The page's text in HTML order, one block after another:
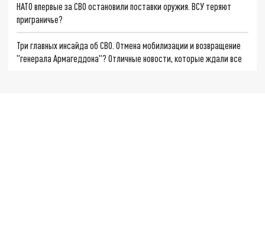
НАТО впервые за СВО остановили поставки оружия. ВСУ теряют
приграничье?
Три главных инсайда об СВО. Отмена мобилизации и возвращение
"генерала Армагеддона"? Отличные новости, которые ждали все